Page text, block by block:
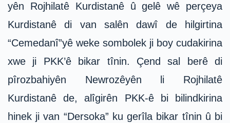
yên Rojhilatê Kurdistanê û gelê wê perçeya
Kurdistanê di van salên dawî de hilgirtina
“Cemedanî”yê weke sombolek ji boy cudakirina
xwe ji PKK’ê bikar tînin. Çend sal berê di
pîrozbahiyên Newrozêyên li Rojhilatê
Kurdistanê de, alîgirên PKK-ê bi bilindkirina
hinek ji van “Dersoka” ku gerîla bikar tînin û bi